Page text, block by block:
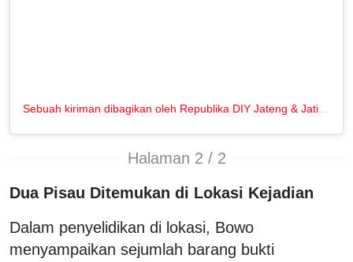
Sebuah kiriman dibagikan oleh Republika DIY Jateng & Jatim (@republikajogja)
Halaman 2 / 2
Dua Pisau Ditemukan di Lokasi Kejadian
Dalam penyelidikan di lokasi, Bowo
menyampaikan sejumlah barang bukti